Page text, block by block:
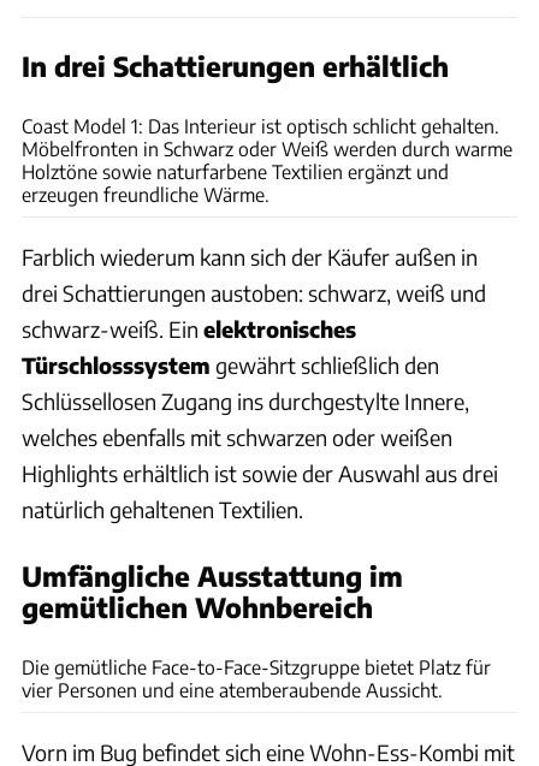
In drei Schattierungen erhältlich
Coast Model 1: Das Interieur ist optisch schlicht gehalten.
Möbelfronten in Schwarz oder Weiß werden durch warme
Holztöne sowie naturfarbene Textilien ergänzt und
erzeugen freundliche Wärme.
Farblich wiederum kann sich der Käufer außen in
drei Schattierungen austoben: schwarz, weiß und
schwarz-weiß. Ein elektronisches
Türschlosssystem gewährt schließlich den
Schlüssellosen Zugang ins durchgestylte Innere,
welches ebenfalls mit schwarzen oder weißen
Highlights erhältlich ist sowie der Auswahl aus drei
natürlich gehaltenen Textilien.
Umfängliche Ausstattung im
gemütlichen Wohnbereich
Die gemütliche Face-to-Face-Sitzgruppe bietet Platz für
vier Personen und eine atemberaubende Aussicht.
Vorn im Bug befindet sich eine Wohn-Ess-Kombi mit